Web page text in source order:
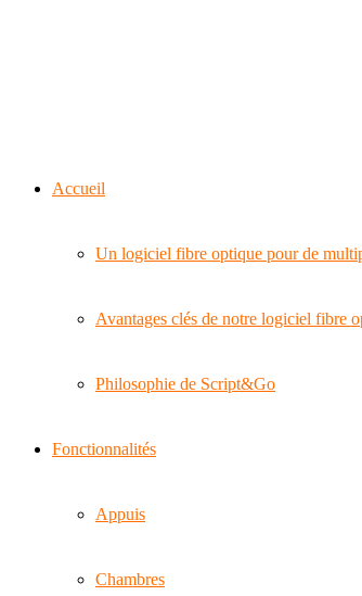
Accueil
Un logiciel fibre optique pour de
Avantages clés de notre logiciel fibre
Philosophie de Script&Go
Fonctionnalités
Appuis
Chambres